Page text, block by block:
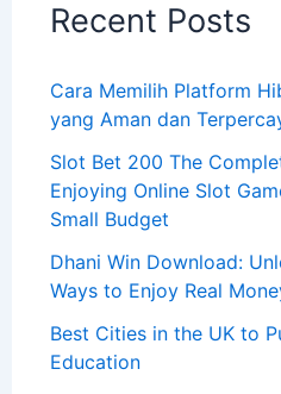
Recent Posts
Cara Memilih Platform
yang Aman dan
Slot Bet 200 The
Enjoying Online Slot
Small Budget
Dhani Win Download:
Ways to Enjoy Real
Best Cities in the UK to
Education